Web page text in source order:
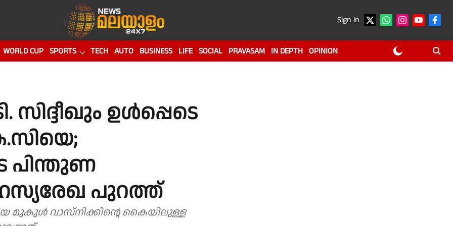
Sign in
WORLD CUP SPORTS TECH AUTO BUSINESS LIFE SOCIAL PRAVASAM IN DEPTH OPINION
ഉള്‍പ്പെടെ
പിന്തുണ
പുറത്ത്
മുകുള്‍ വാസ്‌നിക്കിന്റെ കൈയിലുള്ള